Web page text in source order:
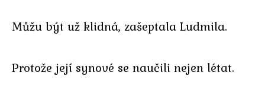
Můžu být už klidná, zašeptala Ludmila.
Protože její synové se naučili nejen létat.